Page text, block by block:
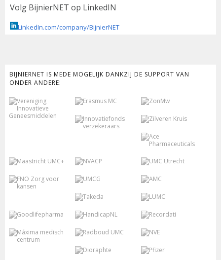
Volg BijnierNET op LinkedIN
LinkedIn.com/company/BijnierNET
BIJNIERNET IS MEDE MOGELIJK DANKZIJ DE SUPPORT VAN
ONDER ANDERE: